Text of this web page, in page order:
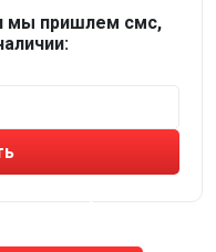
мы пришлем смс,